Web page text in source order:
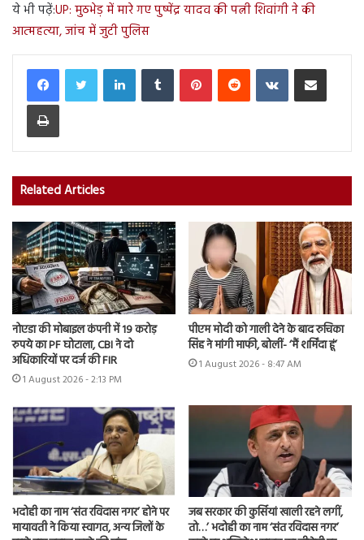
ये भी पढ़ें:UP: मुठभेड़ में मारे गए पुष्पेंद्र यादव की पत्नी शिवांगी ने की
आत्महत्या, जांच में जुटी पुलिस
LinkedInTumblr PinterestReddit VKontakteShare via Email
Print
Related Articles
नोएडा की मोबाइल कंपनी में 19 करोड़
रुपये का PF घोटाला, CBI ने दो
अधिकारियों पर दर्ज की FIR
1 August 2026 - 2:13 PM
पीएम मोदी को गाली देने के बाद रुचिका
सिंह ने मांगी माफी, बोलीं- ‘मैं शर्मिंदा हूं’
1 August 2026 - 8:47 AM
भदोही का नाम ‘संत रविदास नगर’ होने पर
मायावती ने किया स्वागत, अन्य जिलों के
जब सरकार की कुर्सियां खाली रहने लगीं,
तो…’ भदोही का नाम ‘संत रविदास नगर’